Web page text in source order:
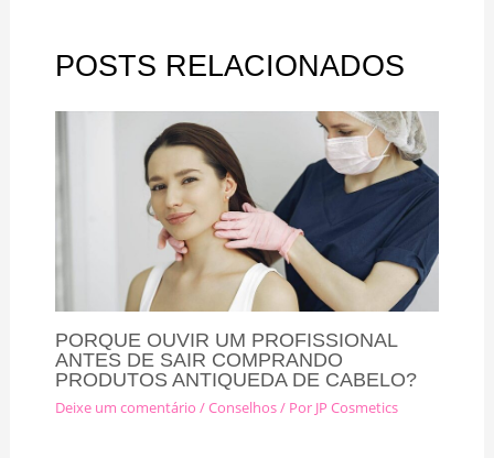
POSTS RELACIONADOS
PORQUE OUVIR UM PROFISSIONAL
ANTES DE SAIR COMPRANDO
PRODUTOS ANTIQUEDA DE CABELO?
Deixe um comentário /Conselhos/ Por JP Cosmetics